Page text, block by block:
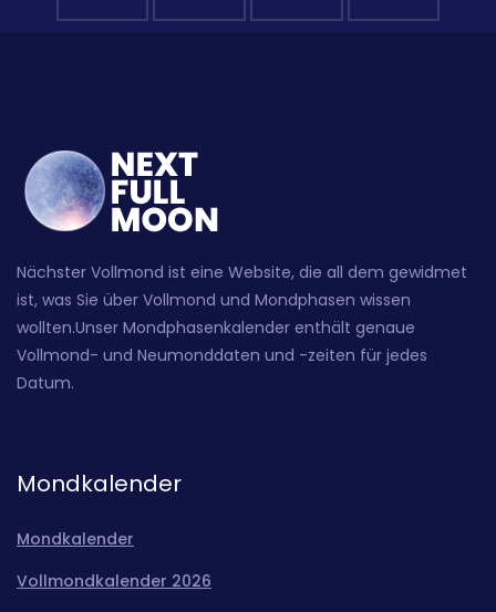
Nächster Vollmond ist eine Website, die all dem gewidmet
ist, was Sie über Vollmond und Mondphasen wissen
wollten.Unser Mondphasenkalender enthält genaue
Vollmond- und Neumonddaten und -zeiten für jedes
Datum.
Mondkalender
Mondkalender
Vollmondkalender 2026